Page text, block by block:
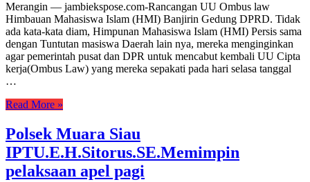
Merangin — jambiekspose.com-Rancangan UU Ombus law
Himbauan Mahasiswa Islam (HMI) Banjirin Gedung DPRD. Tidak
ada kata-kata diam, Himpunan Mahasiswa Islam (HMI) Persis sama
dengan Tuntutan masiswa Daerah lain nya, mereka menginginkan
agar pemerintah pusat dan DPR untuk mencabut kembali UU Cipta
kerja(Ombus Law) yang mereka sepakati pada hari selasa tanggal
…
Read More »
Polsek Muara Siau
IPTU.E.H.Sitorus.SE.Memimpin
pelaksaan apel pagi